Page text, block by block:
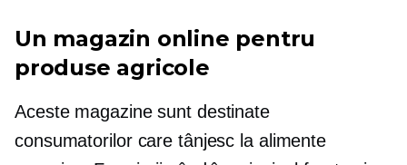
Un magazin online pentru
produse agricole
Aceste magazine sunt destinate
consumatorilor care tânjesc la alimente